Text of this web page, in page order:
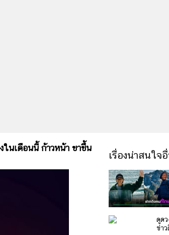
นเดือนนี้ ก้าวหน้า ขาขึ้น
เรื่องน่าสนใจ
ดูด
ข่า